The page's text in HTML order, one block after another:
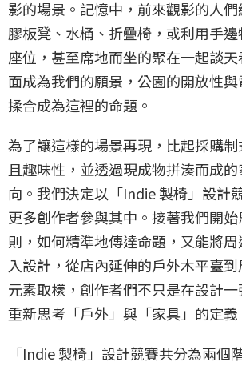
影的場景。記憶中，前來觀影的人
膠板凳、水桶、折疊椅，或利用手
座位，甚至席地而坐的聚在一起談
面成為我們的願景，公園的開放性
揉合成為這裡的命題。
為了讓這樣的場景再現，比起採購
且趣味性，並透過現成物拼湊而成
向。我們決定以「Indie 製椅」設計
更多創作者參與其中。接著我們開
則，如何精準地傳達命題，又能將
入設計，從店內延伸的戶外木平臺
元素取樣，創作者們不只是在設計
重新思考「戶外」與「家具」的定義
「Indie 製椅」設計競賽共分為兩個